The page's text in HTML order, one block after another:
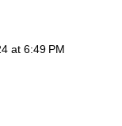
at 6:49 PM